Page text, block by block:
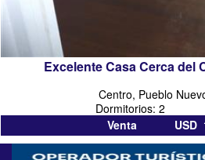
Excelente Casa Cerca del
Centro, Pueblo
Dormitorios: 2
Venta USD